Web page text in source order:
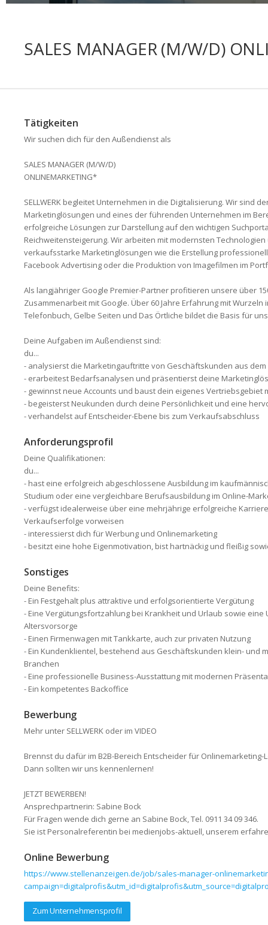
SALES MANAGER (M/W/D)
Tätigkeiten
Wir suchen dich für den Außendienst als
SALES MANAGER (M/W/D)
ONLINEMARKETING*
SELLWERK begleitet Unternehmen in die Digitalisierung. Wir sind
Marketinglösungen und eines der führenden Unternehmen im
erfolgreiche Lösungen zur Dar­stellung auf den wichtigen
Reichweitensteigerung. Wir arbeiten mit modernsten
verkaufsstarke Marketinglösungen wie die Erstellung
Facebook Advertising oder die Produktion von Imagefilmen im
Als langjähriger Google Premier-Partner profitieren unsere über
Zusammen­arbeit mit Google. Über 60 Jahre Erfahrung mit
Telefonbuch, Gelbe Seiten und Das Örtliche bildet die Basis für
Deine Aufgaben im Außendienst sind:
du...
- analysierst die Marketingauftritte von Geschäfts­kunden aus dem
- erarbeitest Bedarfsanalysen und präsentierst deine
- gewinnst neue Accounts und baust dein eigenes Vertriebsgebiet
- begeisterst Neukunden durch deine Persönlichkeit und eine
- verhandelst auf Entscheider-Ebene bis zum Verkaufs­abschluss
Anforderungsprofil
Deine Qualifikationen:
du...
- hast eine erfolgreich abgeschlossene Ausbildung im
Studium oder eine vergleichbare Berufsausbildung im Online-
- verfügst idealerweise über eine mehrjährige erfolgreiche
Verkaufserfolge vorweisen
- interessierst dich für Werbung und Onlinemarketing
- besitzt eine hohe Eigenmotivation, bist hartnäckig und fleißig
Sonstiges
Deine Benefits:
- Ein Festgehalt plus attraktive und erfolgsorientierte Vergütung
- Eine Vergütungsfortzahlung bei Krankheit und Urlaub sowie
Altersvorsorge
- Einen Firmenwagen mit Tankkarte, auch zur privaten Nutzung
- Ein Kundenklientel, bestehend aus Geschäfts­kunden klein- und
Branchen
- Eine professionelle Business-Ausstattung mit moder­nen
- Ein kompetentes Backoffice
Bewerbung
Mehr unter SELLWERK oder im VIDEO
Brennst du dafür im B2B-Bereich Entscheider für Onlinemarketing-
Dann sollten wir uns kennenlernen!
JETZT BEWERBEN!
Ansprechpartnerin: Sabine Bock
Für Fragen wende dich gerne an Sabine Bock, Tel. 0911 34 09 346.
Sie ist Personalreferentin bei medienjobs-aktuell, unserem
Online Bewerbung
https://www.stellenanzeigen.de/job/sales-manager-
Zum Unternehmensprofil